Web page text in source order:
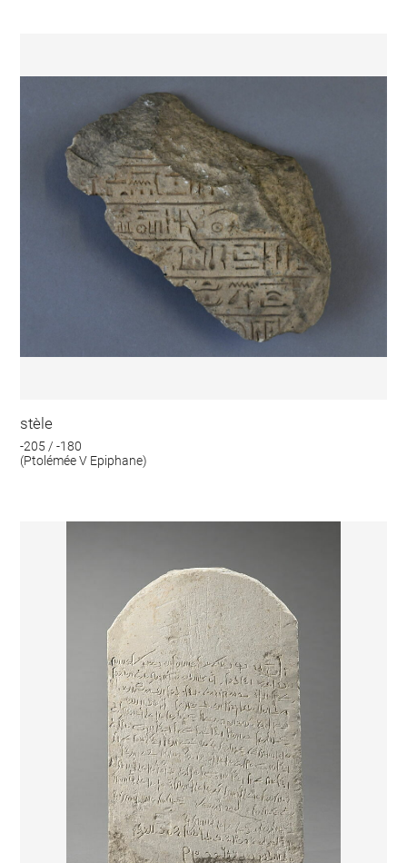
stèle
-205 / -180
(Ptolémée V Epiphane)